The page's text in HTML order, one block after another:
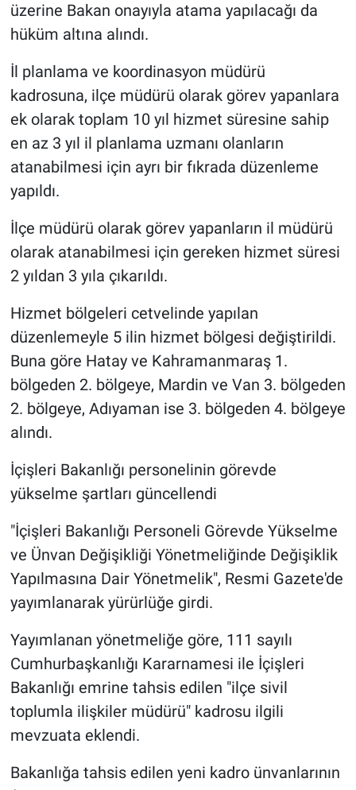
üzerine Bakan onayıyla atama yapılacağı da
hüküm altına alındı.
İl planlama ve koordinasyon müdürü
kadrosuna, ilçe müdürü olarak görev yapanlara
ek olarak toplam 10 yıl hizmet süresine sahip
en az 3 yıl il planlama uzmanı olanların
atanabilmesi için ayrı bir fıkrada düzenleme
yapıldı.
İlçe müdürü olarak görev yapanların il müdürü
olarak atanabilmesi için gereken hizmet süresi
2 yıldan 3 yıla çıkarıldı.
Hizmet bölgeleri cetvelinde yapılan
düzenlemeyle 5 ilin hizmet bölgesi değiştirildi.
Buna göre Hatay ve Kahramanmaraş 1.
bölgeden 2. bölgeye, Mardin ve Van 3. bölgeden
2. bölgeye, Adıyaman ise 3. bölgeden 4. bölgeye
alındı.
İçişleri Bakanlığı personelinin görevde
yükselme şartları güncellendi
"İçişleri Bakanlığı Personeli Görevde Yükselme
ve Ünvan Değişikliği Yönetmeliğinde Değişiklik
Yapılmasına Dair Yönetmelik", Resmi Gazete'de
yayımlanarak yürürlüğe girdi.
Yayımlanan yönetmeliğe göre, 111 sayılı
Cumhurbaşkanlığı Kararnamesi ile İçişleri
Bakanlığı emrine tahsis edilen "ilçe sivil
toplumla ilişkiler müdürü" kadrosu ilgili
mevzuata eklendi.
Bakanlığa tahsis edilen yeni kadro ünvanlarının